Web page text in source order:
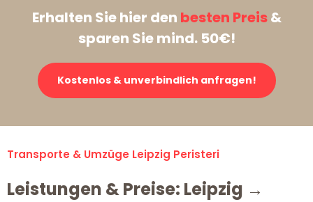
Erhalten Sie hier den besten Preis&
sparen Sie mind. 50€!
Kostenlos & unverbindlich anfragen!
Transporte & Umzüge Leipzig Peristeri
Leistungen & Preise: Leipzig →